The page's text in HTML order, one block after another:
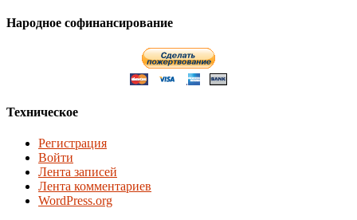
Народное софинансирование
Техническое
Регистрация
Войти
Лента записей
Лента комментариев
WordPress.org